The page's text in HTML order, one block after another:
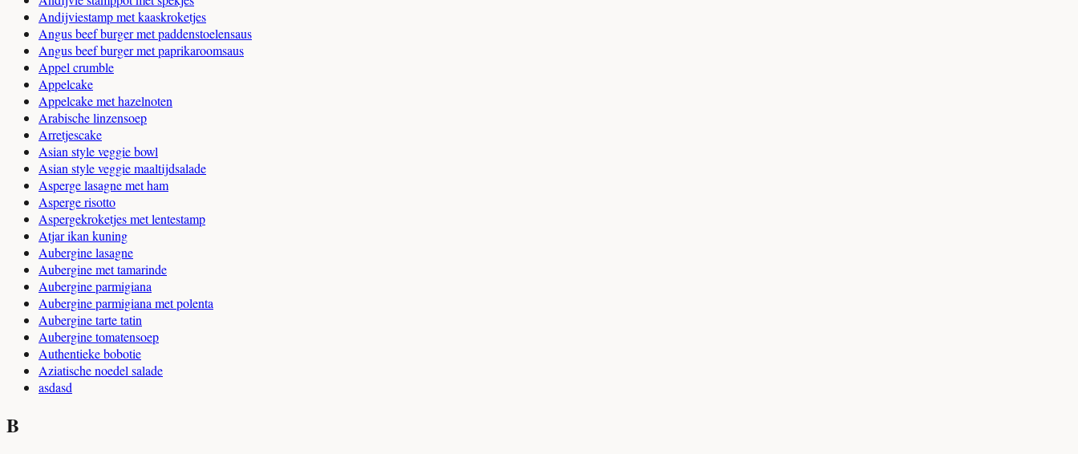
Andijviestamp met kaaskroketjes
Angus beef burger met paddenstoelensaus
Angus beef burger met paprikaroomsaus
Appel crumble
Appelcake
Appelcake met hazelnoten
Arabische linzensoep
Arretjescake
Asian style veggie bowl
Asian style veggie maaltijdsalade
Asperge lasagne met ham
Asperge risotto
Aspergekroketjes met lentestamp
Atjar ikan kuning
Aubergine lasagne
Aubergine met tamarinde
Aubergine parmigiana
Aubergine parmigiana met polenta
Aubergine tarte tatin
Aubergine tomatensoep
Authentieke bobotie
Aziatische noedel salade
asdasd
B